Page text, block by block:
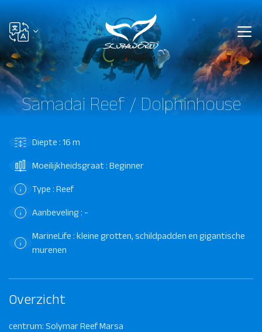
Samadai Reef / Dolphinhouse
Diepte : 16 m
Moeilijkheidsgraat : Beginner
Type : Reef
Aanbeveling : -
MarineLife : kleine grotten, schildpadden en gigantische
murenen
Overzicht
centrum: Solymar Reef Marsa